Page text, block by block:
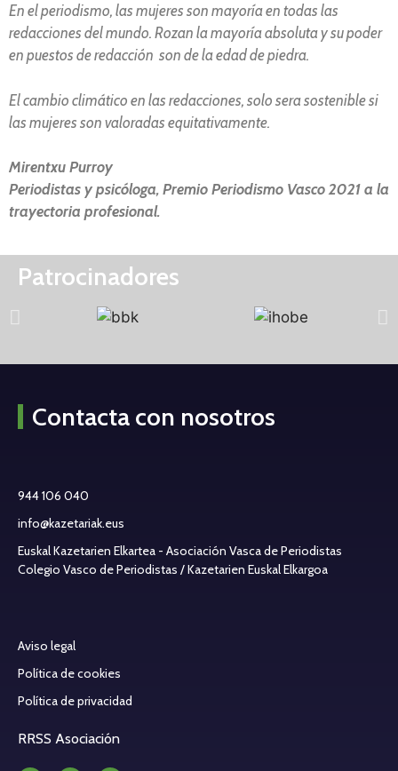
En el periodismo, las mujeres son mayoría en todas las
redacciones del mundo. Rozan la mayoría absoluta y su poder
en puestos de redacción son de la edad de piedra.
El cambio climático en las redacciones, solo sera sostenible si
las mujeres son valoradas equitativamente.
Mirentxu Purroy
Periodistas y psicóloga, Premio Periodismo Vasco 2021 a la
trayectoria profesional.
Patrocinadores
Contacta con nosotros
944 106 040
info@kazetariak.eus
Euskal Kazetarien Elkartea - Asociación Vasca de Periodistas
Colegio Vasco de Periodistas / Kazetarien Euskal Elkargoa
Aviso legal
Política de cookies
Política de privacidad
RRSS Asociación